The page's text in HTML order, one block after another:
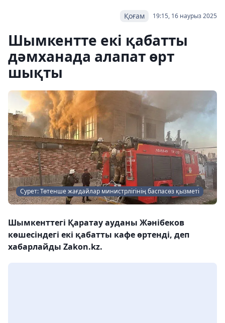
19:15, 16 наурыз 2025
Қоғам
Шымкентте екі қабатты
дәмханада алапат өрт
шықты
Сурет: Төтенше жағдайлар министрлігінің баспасөз қызметі
Шымкенттегі Қаратау ауданы Жәнібеков
көшесіндегі екі қабатты кафе өртенді, деп
хабарлайды Zakon.kz.